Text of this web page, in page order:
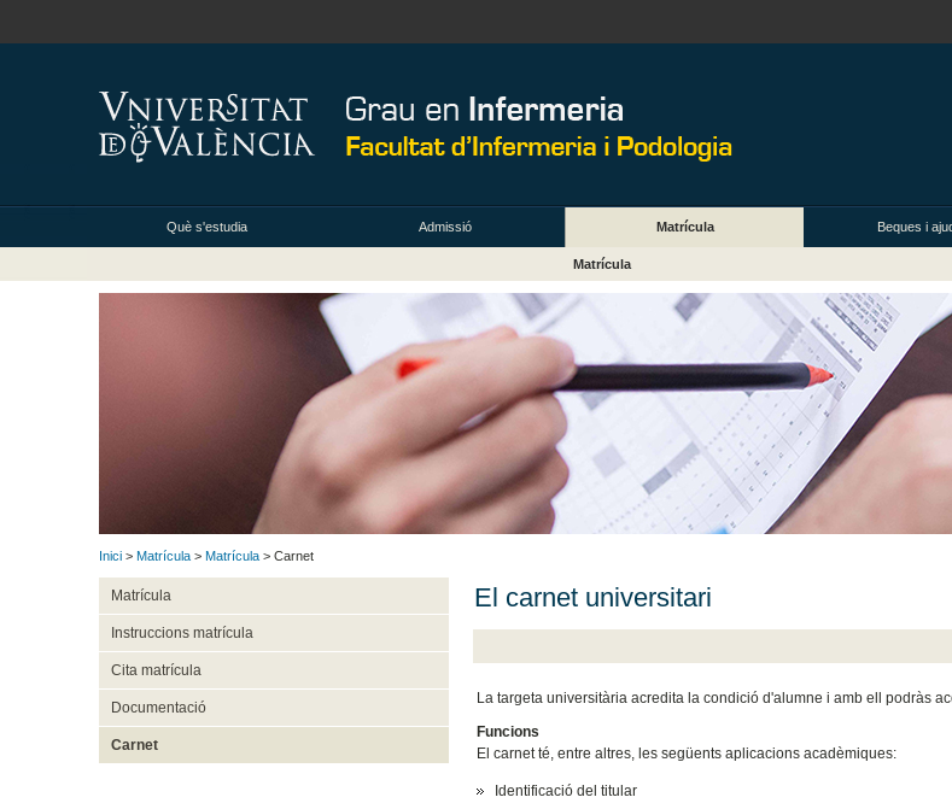
Què s'estudia Admissió Matrícula Beques i
Matrícula
Inici > Matrícula > Matrícula > Carnet
Matrícula
Instruccions matrícula
Cita matrícula
Documentació
Carnet
El carnet universitari
La targeta universitària acredita la condició d'alumne i amb ell podràs
Funcions
El carnet té, entre altres, les següents aplicacions acadèmiques:
Identificació del titular